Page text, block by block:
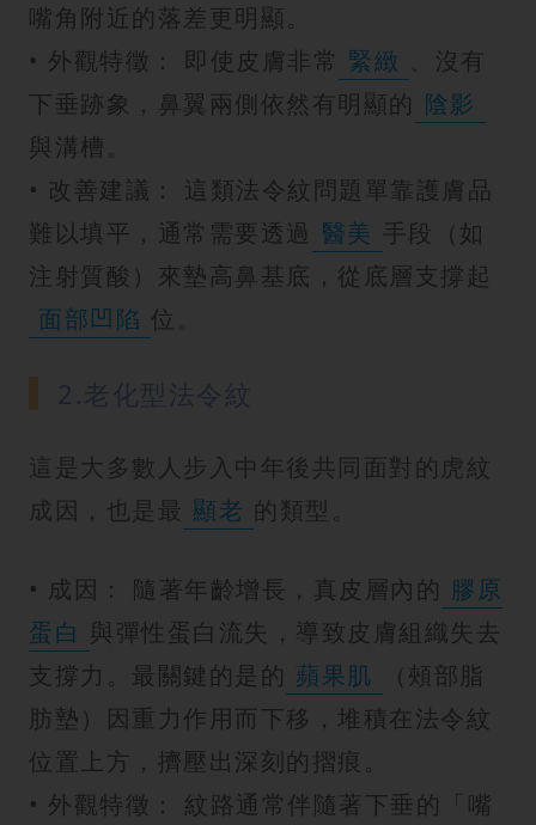
嘴角附近的落差更明顯。
• 外觀特徵： 即使皮膚非常 緊緻 、沒有
下垂跡象，鼻翼兩側依然有明顯的 陰影
與溝槽。
• 改善建議： 這類法令紋問題單靠護膚品
難以填平，通常需要透過 醫美 手段（如
注射質酸）來墊高鼻基底，從底層支撐起
面部凹陷 位。
這是大多數人步入中年後共同面對的虎紋
成因，也是最 顯老 的類型。
• 成因： 隨著年齡增長，真皮層內的 膠原
蛋白 與彈性蛋白流失，導致皮膚組織失去
支撐力。最關鍵的是的 蘋果肌
（頰部脂
肪墊）因重力作用而下移，堆積在法令紋
位置上方，擠壓出深刻的摺痕。
• 外觀特徵： 紋路通常伴隨著下垂的「嘴